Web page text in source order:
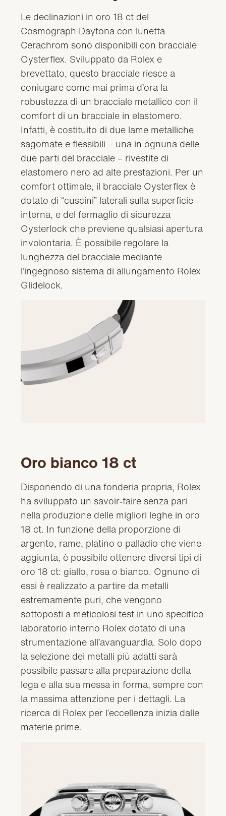
Le declinazioni in oro 18 ct del
Cosmograph Daytona con lunetta
Cerachrom sono disponibili con bracciale
Oysterflex. Sviluppato da Rolex e
brevettato, questo bracciale riesce a
coniugare come mai prima d’ora la
robustezza di un bracciale metallico con il
comfort di un bracciale in elastomero.
Infatti, è costituito di due lame metalliche
sagomate e flessibili – una in ognuna delle
due parti del bracciale – rivestite di
elastomero nero ad alte prestazioni. Per un
comfort ottimale, il bracciale Oysterflex è
dotato di “cuscini” laterali sulla superficie
interna, e del fermaglio di sicurezza
Oysterlock che previene qualsiasi apertura
involontaria. È possibile regolare la
lunghezza del bracciale mediante
l’ingegnoso sistema di allungamento Rolex
Glidelock.
Oro bianco 18 ct
Disponendo di una fonderia propria, Rolex
ha sviluppato un savoir‑faire senza pari
nella produzione delle migliori leghe in oro
18 ct. In funzione della proporzione di
argento, rame, platino o palladio che viene
aggiunta, è possibile ottenere diversi tipi di
oro 18 ct: giallo, rosa o bianco. Ognuno di
essi è realizzato a partire da metalli
estremamente puri, che vengono
sottoposti a meticolosi test in uno specifico
laboratorio interno Rolex dotato di una
strumentazione all’avanguardia. Solo dopo
la selezione dei metalli più adatti sarà
possibile passare alla preparazione della
lega e alla sua messa in forma, sempre con
la massima attenzione per i dettagli. La
ricerca di Rolex per l’eccellenza inizia dalle
materie prime.